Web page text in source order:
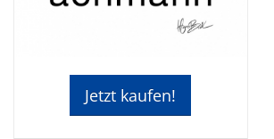
Jetzt kaufen!